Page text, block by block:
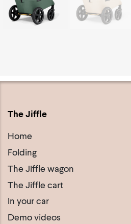
The Jiffle
Home
Folding
The Jiffle wagon
The Jiffle cart
In your car
Demo videos